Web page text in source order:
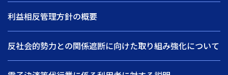
利益相反管理方針の概要
反社会的勢力との関係遮断に向けた取り組み強化について